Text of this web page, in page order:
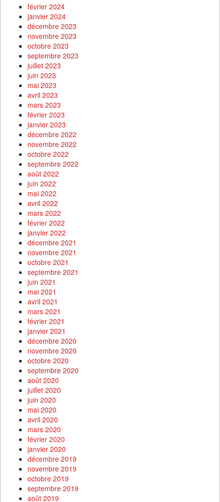
février 2024
janvier 2024
décembre 2023
novembre 2023
octobre 2023
septembre 2023
juillet 2023
juin 2023
mai 2023
avril 2023
mars 2023
février 2023
janvier 2023
décembre 2022
novembre 2022
octobre 2022
septembre 2022
août 2022
juin 2022
mai 2022
avril 2022
mars 2022
février 2022
janvier 2022
décembre 2021
novembre 2021
octobre 2021
septembre 2021
juin 2021
mai 2021
avril 2021
mars 2021
février 2021
janvier 2021
décembre 2020
novembre 2020
octobre 2020
septembre 2020
août 2020
juillet 2020
juin 2020
mai 2020
avril 2020
mars 2020
février 2020
janvier 2020
décembre 2019
novembre 2019
octobre 2019
septembre 2019
août 2019